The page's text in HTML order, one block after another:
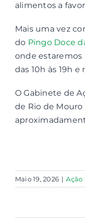
alimentos a
Mais uma vez
do Pingo Doce
onde estaremos
das 10h às 19h e
O Gabinete de
de Rio de
Maio 19, 2026 | Ação